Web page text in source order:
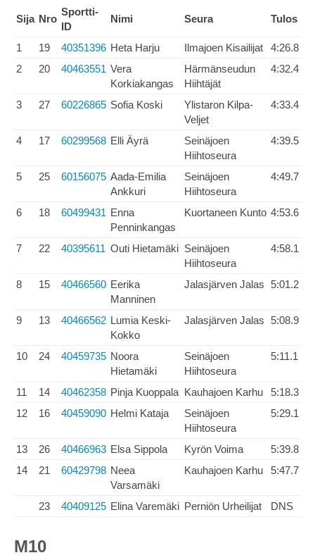
Sija Nro
Sportti-
ID
Nimi Seura Tulos
1 19 40351396 Heta Harju Ilmajoen Kisailijat
4:26.8
2
20 40463551 Vera
Korkiakangas
Härmänseudun
Hiihtäjät
4:32.4
3 27 60226865 Sofia Koski
Ylistaron Kilpa-
Veljet
4:33.4
4 17 60299568 Elli Äyrä
Seinäjoen
Hiihtoseura
4:39.5
5 25 60156075 Aada-Emilia
Ankkuri
Seinäjoen
Hiihtoseura
4:49.7
6 18 60499431 Enna
Penninkangas
Kuortaneen Kunto 4:53.6
7 22 40395611 Outi Hietamäki Seinäjoen
Hiihtoseura
4:58.1
8 15 40466560 Eerika
Manninen
Jalasjärven Jalas 5:01.2
9 13 40466562 Lumia Keski-
Kokko
Jalasjärven Jalas 5:08.9
10 24 40459735 Noora
Hietamäki
Seinäjoen
Hiihtoseura
5:11.1
11 14 40462358 Pinja Kuoppala Kauhajoen Karhu
5:18.3
12
16 40459090 Helmi Kataja
Seinäjoen
Hiihtoseura
5:29.1
13 26 40466963 Elsa Sippola Kyrön Voima
5:39.8
14
21 60429798 Neea
Varsamäki
Kauhajoen Karhu 5:47.7
23 40409125 Elina Varemäki Perniön Urheilijat DNS
M10